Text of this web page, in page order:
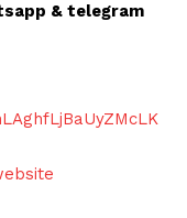
& telegram